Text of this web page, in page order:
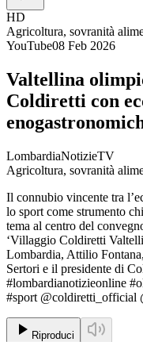
HD
Agricoltura, sovranità
YouTube08 Feb 2026
Valtellina
Coldiretti con
LombardiaNotizieTV
Agricoltura, sovranità
Il connubio vincente tra
lo sport come strumento
tema al centro del
‘Villaggio Coldiretti
Lombardia, Attilio
Sertori e il presidente di
#lombardianotizieonline
#sport @coldiretti_official
Riproduci